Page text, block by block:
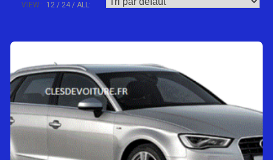
VIEW: 12 24 ALL: